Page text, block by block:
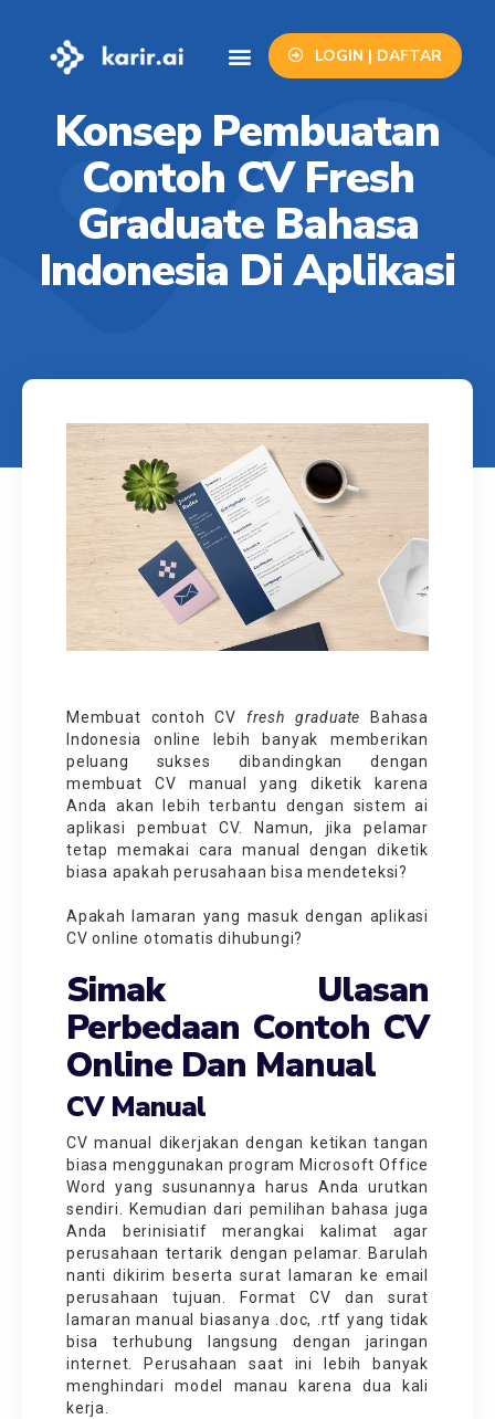
LOGIN | DAFTAR
Konsep Pembuatan
Contoh CV Fresh
Graduate Bahasa
Indonesia Di Aplikasi
Membuat contoh CV fresh graduate Bahasa
Indonesia online lebih banyak memberikan
peluang sukses dibandingkan dengan
membuat CV manual yang diketik karena
Anda akan lebih terbantu dengan sistem ai
aplikasi pembuat CV. Namun, jika pelamar
tetap memakai cara manual dengan diketik
biasa apakah perusahaan bisa mendeteksi?
Apakah lamaran yang masuk dengan aplikasi
CV online otomatis dihubungi?
Simak Ulasan
Perbedaan Contoh CV
Online Dan Manual
CV Manual
CV manual dikerjakan dengan ketikan tangan
biasa menggunakan program Microsoft Office
Word yang susunannya harus Anda urutkan
sendiri. Kemudian dari pemilihan bahasa juga
Anda berinisiatif merangkai kalimat agar
perusahaan tertarik dengan pelamar. Barulah
nanti dikirim beserta surat lamaran ke email
perusahaan tujuan. Format CV dan surat
lamaran manual biasanya .doc, .rtf yang tidak
bisa terhubung langsung dengan jaringan
internet. Perusahaan saat ini lebih banyak
menghindari model manau karena dua kali
kerja.